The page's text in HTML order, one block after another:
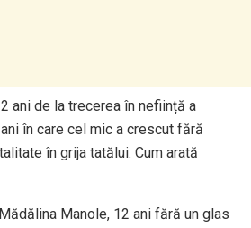
ani de la trecerea în neființă a
în care cel mic a crescut fără
în grija tatălui. Cum arată
Manole, 12 ani fără un glas